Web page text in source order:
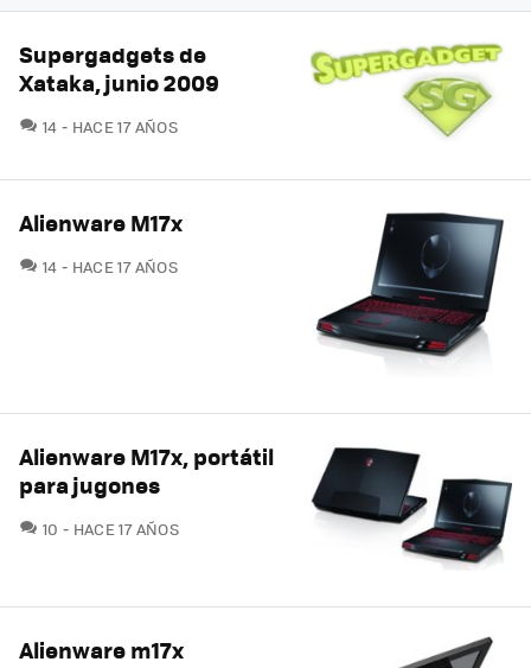
Supergadgets de
Xataka, junio 2009
14 COMENTARIOS
HACE 17 AÑOS
Alienware M17x
14 COMENTARIOS
HACE 17 AÑOS
Alienware M17x, portátil
para jugones
10 COMENTARIOS
HACE 17 AÑOS
Alienware m17x